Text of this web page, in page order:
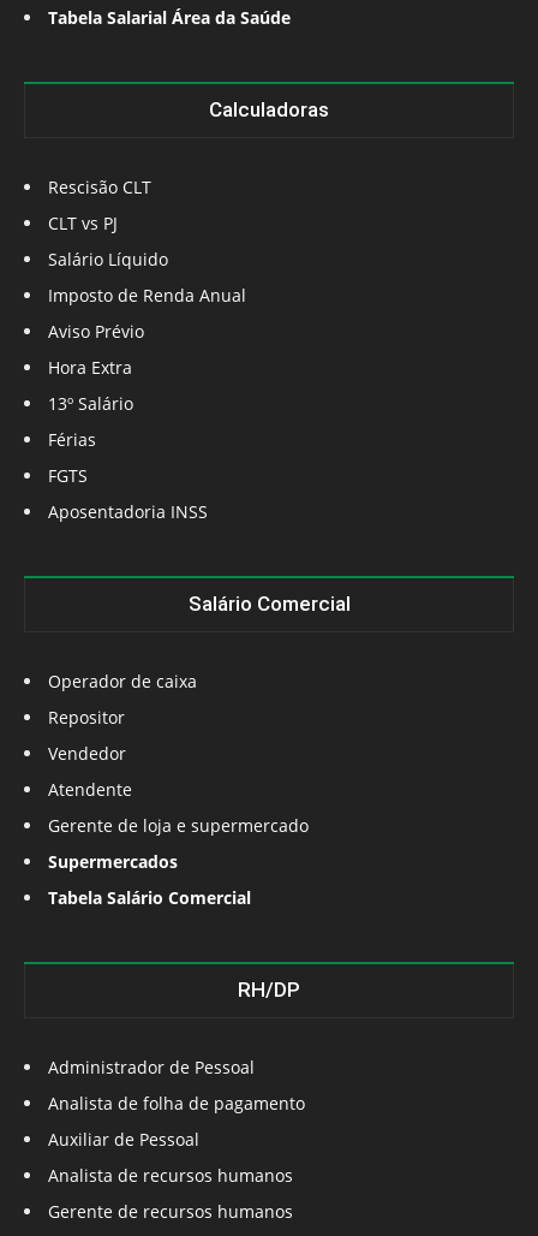
Tabela Salarial Área da Saúde
Calculadoras
Rescisão CLT
CLT vs PJ
Salário Líquido
Imposto de Renda Anual
Aviso Prévio
Hora Extra
13º Salário
Férias
FGTS
Aposentadoria INSS
Salário Comercial
Operador de caixa
Repositor
Vendedor
Atendente
Gerente de loja e supermercado
Supermercados
Tabela Salário Comercial
RH/DP
Administrador de Pessoal
Analista de folha de pagamento
Auxiliar de Pessoal
Analista de recursos humanos
Gerente de recursos humanos